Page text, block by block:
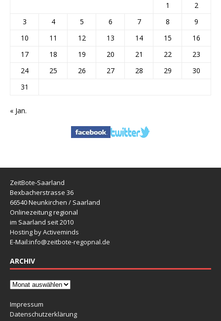
1
2
3
4 5 6 7 8
9
10
11 12 13 14 15
16
17
18 19 20 21 22
23
24
25 26 27 28 29
30
31
« Jan.
ZeitBote-Saarland
Bexbacherstrasse 36
66540 Neunkirchen / Saarland
Onlinezeitung regional
im Saarland seit 2010
Hosting by Activeminds
E-Mail:info@zeitbote-regopnal.de
ARCHIV
Impressum
Datenschutzerklärung